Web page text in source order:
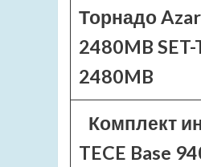
Торнадо
2480MB SET-
2480MB
Комплект
TECE Base